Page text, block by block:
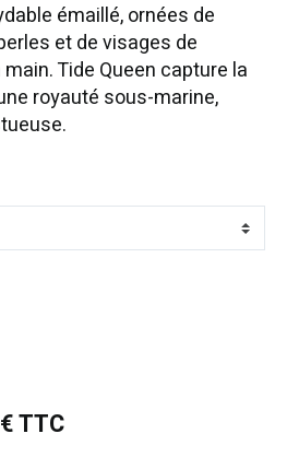
émaillé, ornées de
et de visages de
Tide Queen capture la
royauté sous-marine,
TTC